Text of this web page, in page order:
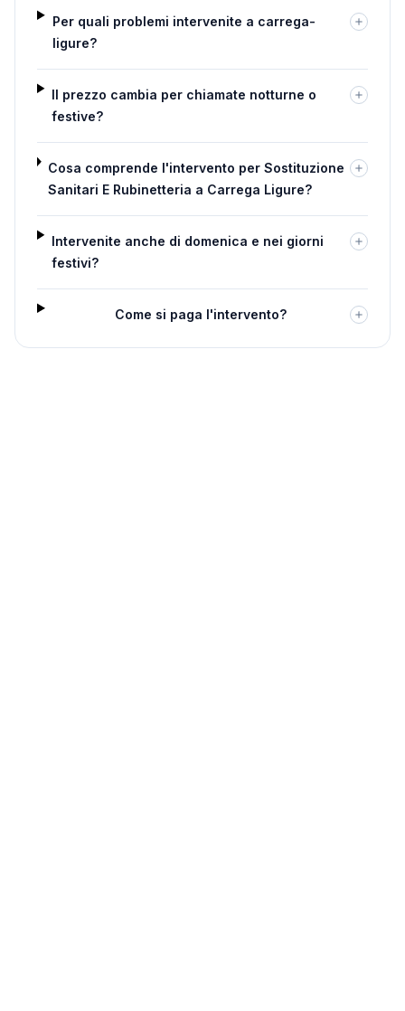
Per quali problemi intervenite a carrega-
ligure?
Il prezzo cambia per chiamate notturne o
festive?
Cosa comprende l'intervento per Sostituzione
Sanitari E Rubinetteria a Carrega Ligure?
Intervenite anche di domenica e nei giorni
festivi?
Come si paga l'intervento?